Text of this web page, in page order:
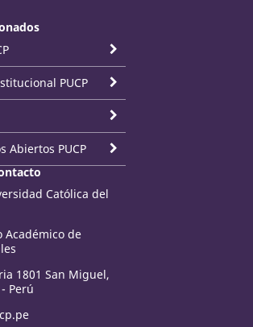
PUCP
Abiertos PUCP
Católica del
Académico de
1801 San Miguel,
Perú